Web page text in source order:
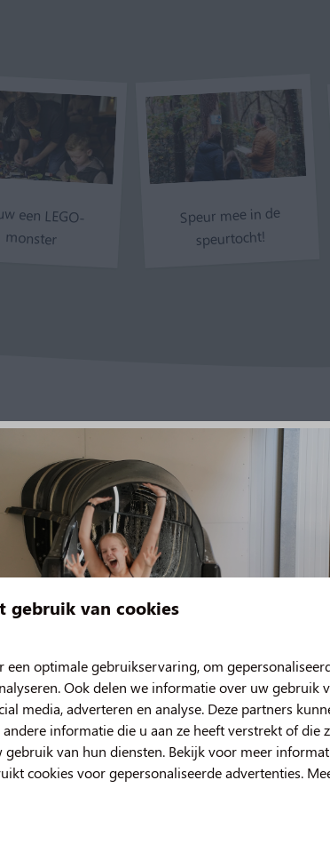
een LEGO-
monster
Speur mee in de
speurtocht!
bouw je liever je eigen LEGO-voertuig? Jij kan
bakken ben je welkom.
ons toe en geniet van je voorjaarsvakantie vol
gebruik van cookies
een optimale gebruikservaring, om
Ook delen we informatie over uw gebruik
media, adverteren en analyse. Deze partners
informatie die u aan ze heeft verstrekt of die
gebruik van hun diensten. Bekijk voor meer
cookies voor gepersonaliseerde advertenties.